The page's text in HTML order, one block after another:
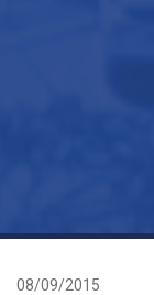
08/09/2015